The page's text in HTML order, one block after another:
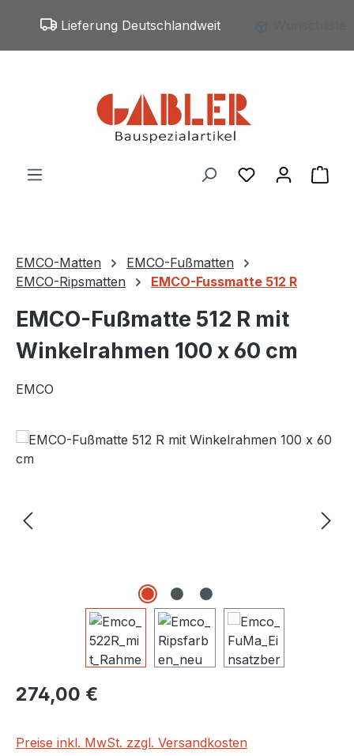
Zum Hauptinhalt springen
Lieferung Deutschlandweit
Du hast 0
EMCO-Matten
EMCO-Fußmatten
EMCO-Ripsmatten
EMCO-Fussmatte 512 R
EMCO-Fußmatte 512 R mit
Winkelrahmen 100 x 60 cm
EMCO
Bildergalerie überspringen
Regulärer Preis:
274,00 €
Preise inkl. MwSt. zzgl. Versandkosten